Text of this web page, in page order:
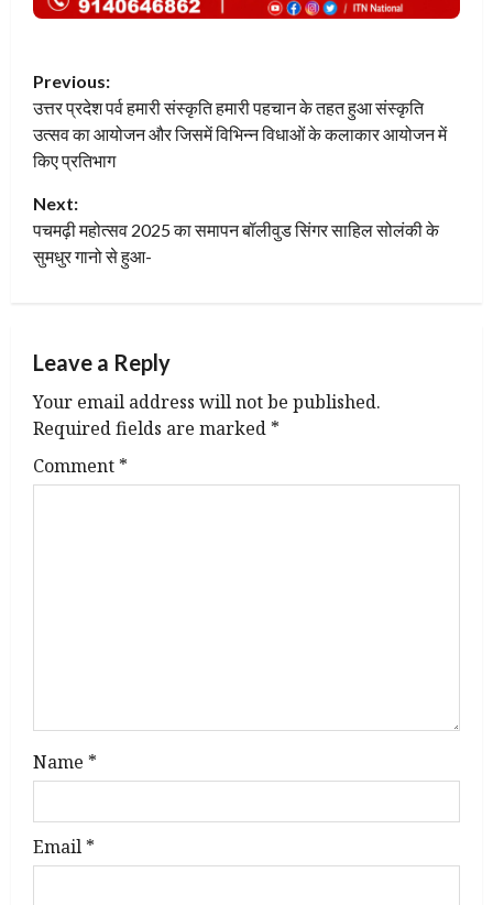
P
o
s
t
n
v
i
g
a
Previous:
उत्तर प्रदेश पर्व हमारी संस्कृति हमारी पहचान के तहत हुआ संस्कृति
उत्सव का आयोजन और जिसमें विभिन्न विधाओं के कलाकार आयोजन में
किए प्रतिभाग
Next:
पचमढ़ी महोत्‍सव 2025 का समापन बॉलीवुड सिंगर साहिल सोलंकी के
सुमधुर गानो से हुआ-
Leave a Reply
Your email address will not be published.
Required fields are marked *
Comment *
Name *
Email *